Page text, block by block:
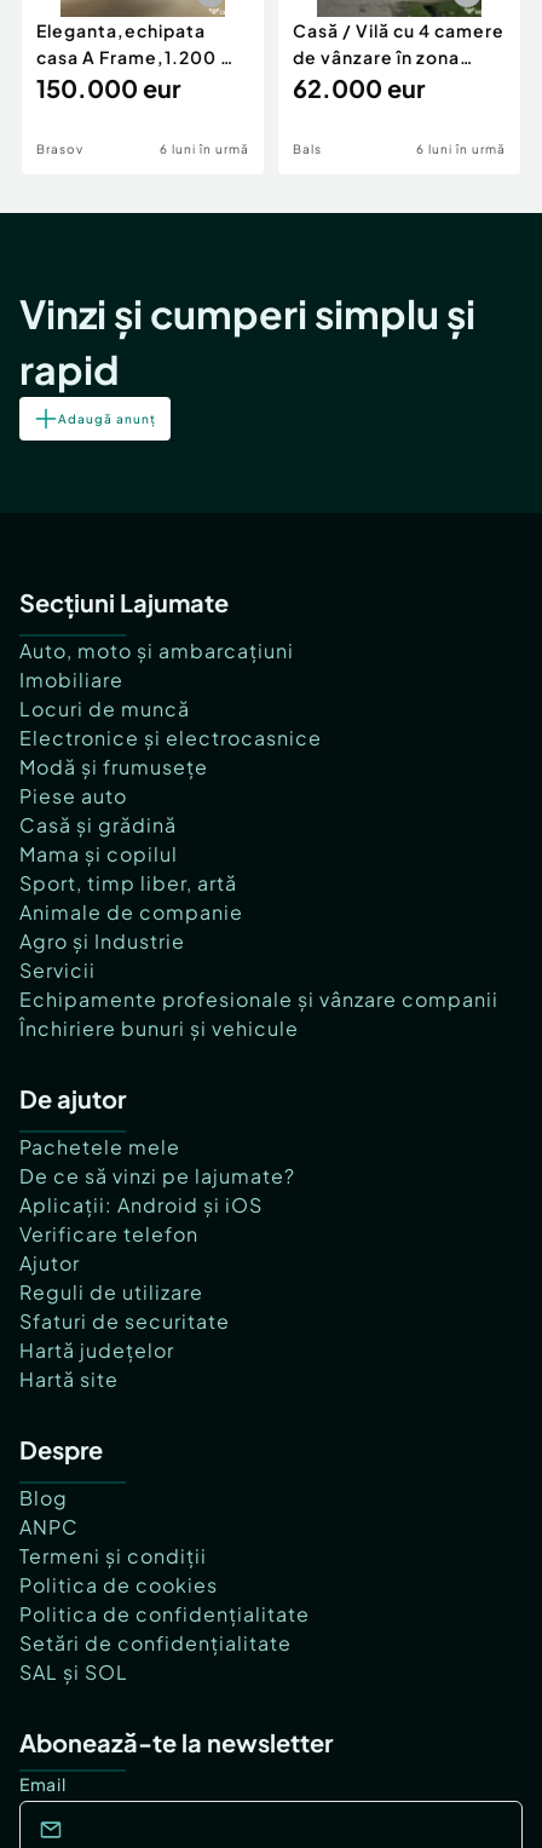
Eleganta,echipata
casa A Frame,1.200 mp
teren,deschidere Pia
150.000 eur
Brasov 6 luni în urmă
Casă / Vilă cu 4 camere
de vânzare în zona
Periferie
62.000 eur
Bals 6 luni în urmă
Vinzi și cumperi simplu și
rapid
Adaugă anunț
Secțiuni Lajumate
Auto, moto și ambarcațiuni
Imobiliare
Locuri de muncă
Electronice și electrocasnice
Modă și frumusețe
Piese auto
Casă și grădină
Mama și copilul
Sport, timp liber, artă
Animale de companie
Agro și Industrie
Servicii
Echipamente profesionale și vânzare companii
Închiriere bunuri și vehicule
De ajutor
Pachetele mele
De ce să vinzi pe lajumate?
Aplicații: Android și iOS
Verificare telefon
Ajutor
Reguli de utilizare
Sfaturi de securitate
Hartă județelor
Hartă site
Despre
Blog
ANPC
Termeni și condiții
Politica de cookies
Politica de confidențialitate
Setări de confidențialitate
SAL și SOL
Abonează-te la newsletter
Email